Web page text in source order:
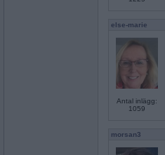
else-marie
Antal inlägg:
1059
morsan3